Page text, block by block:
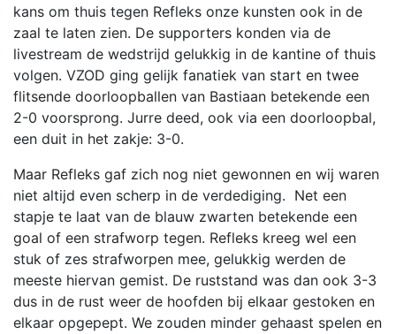
kans om thuis tegen Refleks onze kunsten ook in de
zaal te laten zien. De supporters konden via de
livestream de wedstrijd gelukkig in de kantine of thuis
volgen. VZOD ging gelijk fanatiek van start en twee
flitsende doorloopballen van Bastiaan betekende een
2-0 voorsprong. Jurre deed, ook via een doorloopbal,
een duit in het zakje: 3-0.
Maar Refleks gaf zich nog niet gewonnen en wij waren
niet altijd even scherp in de verdediging. Net een
stapje te laat van de blauw zwarten betekende een
goal of een strafworp tegen. Refleks kreeg wel een
stuk of zes strafworpen mee, gelukkig werden de
meeste hiervan gemist. De ruststand was dan ook 3-3
dus in de rust weer de hoofden bij elkaar gestoken en
elkaar opgepept. We zouden minder gehaast spelen en